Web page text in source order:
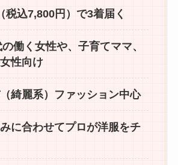
税込7,800円）で3着届く
働く女性や、子育てママ、
性向け
綺麗系）ファッション中心
に合わせてプロが洋服をチ